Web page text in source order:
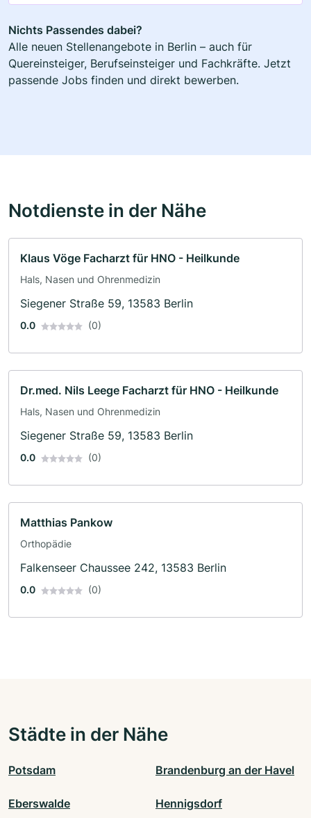
Nichts Passendes dabei?
Alle neuen Stellenangebote in Berlin – auch für
Quereinsteiger, Berufseinsteiger und Fachkräfte. Jetzt
passende Jobs finden und direkt bewerben.
Notdienste in der Nähe
Klaus Vöge Facharzt für HNO - Heilkunde
Hals, Nasen und Ohrenmedizin
Siegener Straße 59, 13583 Berlin
0.0 (0)
Dr.med. Nils Leege Facharzt für HNO - Heilkunde
Hals, Nasen und Ohrenmedizin
Siegener Straße 59, 13583 Berlin
0.0 (0)
Matthias Pankow
Orthopädie
Falkenseer Chaussee 242, 13583 Berlin
0.0 (0)
Städte in der Nähe
Potsdam Brandenburg an der Havel
Eberswalde Hennigsdorf